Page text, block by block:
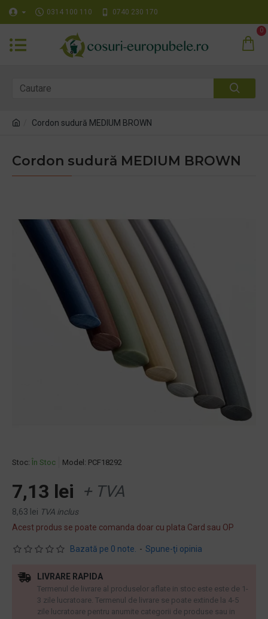
0314 100 110 0740 230 170
0
Cordon sudură MEDIUM BROWN
Cordon sudură MEDIUM BROWN
Stoc: În Stoc Model: PCF18292
Bazată pe 0 note. - Spune-ţi opinia
7,13 lei + TVA
8,63 lei TVA inclus
Acest produs se poate comanda doar cu plata Card sau OP
LIVRARE RAPIDA
Termenul de livrare al produselor aflate in stoc este este de 1-
3 zile lucratoare. Termenul de livrare se poate extinde la 4-5
zile lucratoare pentru anumite categorii de produse sau in